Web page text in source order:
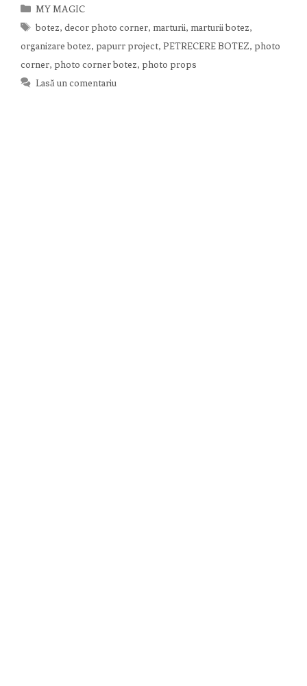
Categorii
MY MAGIC
Etichete
botez, decor photo corner, marturii, marturii botez,
organizare botez, papurr project, PETRECERE BOTEZ, photo
corner, photo corner botez, photo props
Lasă un comentariu